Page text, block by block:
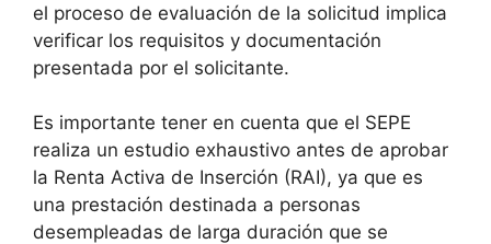
el proceso de evaluación de la solicitud implica
verificar los requisitos y documentación
presentada por el solicitante.
Es importante tener en cuenta que el SEPE
realiza un estudio exhaustivo antes de aprobar
la Renta Activa de Inserción (RAI), ya que es
una prestación destinada a personas
desempleadas de larga duración que se